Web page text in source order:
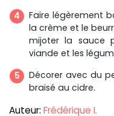
Faire légèrement
la crème et le
mijoter la sauce
viande et les
Décorer avec du
braisé au cidre.
Auteur: Frédérique I.